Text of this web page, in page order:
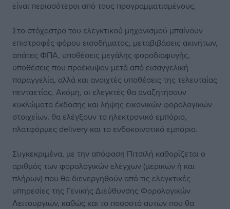
είναι περισσότεροι από τους προγραμματισμένους.
Στο στόχαστρο του ελεγκτικού μηχανισμού μπαίνουν
επιστροφές φόρου εισοδήματος, μεταβιβάσεις ακινήτων,
απάτες ΦΠΑ, υποθέσεις μεγάλης φοροδιαφυγής,
υποθέσεις που προέκυψαν μετά από εισαγγελική
παραγγελία, αλλά και ανοιχτές υποθέσεις της τελευταίας
πενταετίας. Ακόμη, οι ελεγκτές θα αναζητήσουν
κυκλώματα έκδοσης και λήψης εικονικών φορολογικών
στοιχείων, θα ελέγξουν το ηλεκτρονικό εμπόριο,
πλατφόρμες delivery και το ενδοκοινοτικό εμπόριο.
Συγκεκριμένα, με την απόφαση Πιτσιλή καθορίζεται ο
αριθμός των φορολογικών ελέγχων (μερικών ή και
πλήρων) που θα διενεργηθούν από τις ελεγκτικές
υπηρεσίες της Γενικής Διεύθυνσης Φορολογικών
Λειτουργιών, καθώς και το ποσοστό αυτών που θα